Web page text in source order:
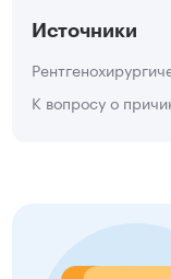
Источники